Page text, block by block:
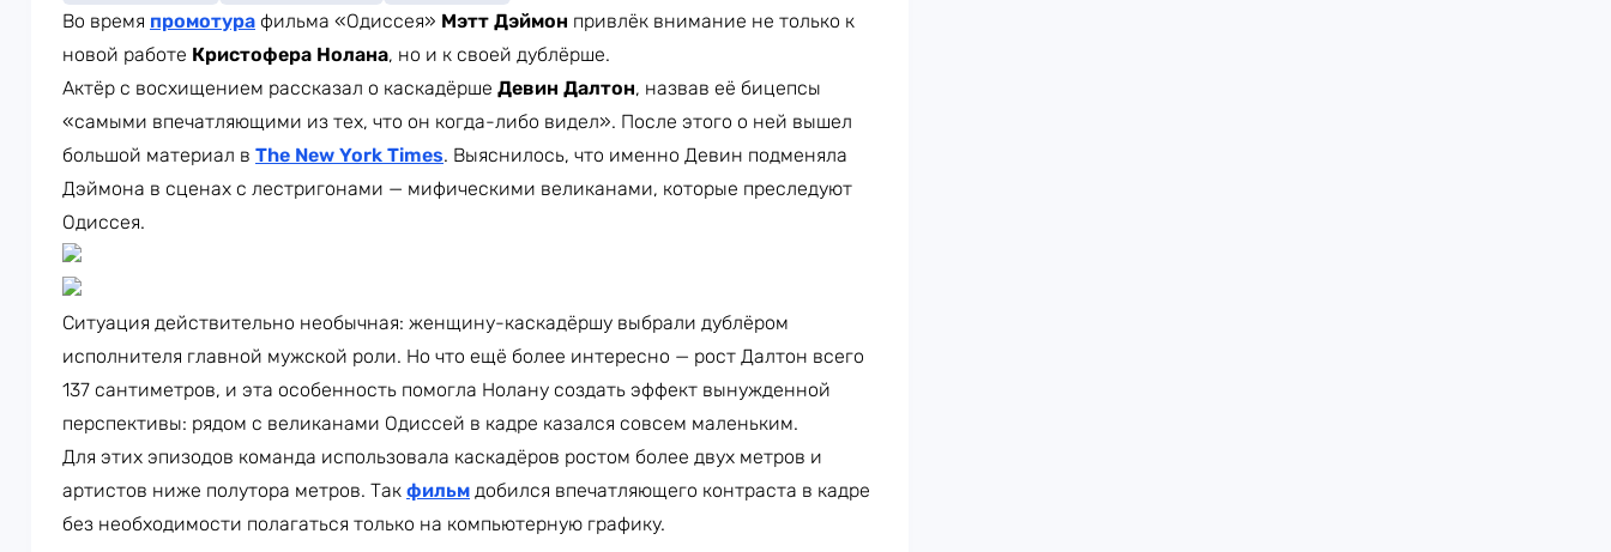
Во время промотура фильма «Одиссея» Мэтт Дэймон привлёк внимание не только к
новой работе Кристофера Нолана, но и к своей дублёрше.
Актёр с восхищением рассказал о каскадёрше Девин Далтон, назвав её бицепсы
«самыми впечатляющими из тех, что он когда-либо видел». После этого о ней вышел
большой материал в The New York Times. Выяснилось, что именно Девин подменяла
Дэймона в сценах с лестригонами — мифическими великанами, которые преследуют
Одиссея.
Ситуация действительно необычная: женщину-каскадёршу выбрали дублёром
исполнителя главной мужской роли. Но что ещё более интересно — рост Далтон всего
137 сантиметров, и эта особенность помогла Нолану создать эффект вынужденной
перспективы: рядом с великанами Одиссей в кадре казался совсем маленьким.
Для этих эпизодов команда использовала каскадёров ростом более двух метров и
артистов ниже полутора метров. Так фильм добился впечатляющего контраста в кадре
без необходимости полагаться только на компьютерную графику.